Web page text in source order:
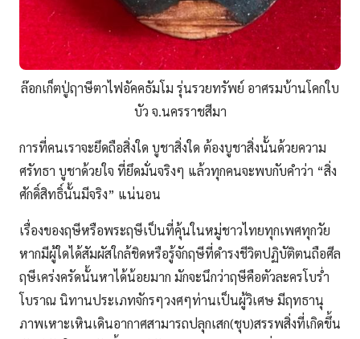
ล๊อกเก็ตปู่ฤาษีตาไฟอัคคธัมโม รุ่นรวยทรัพย์ อาศรมบ้านโคกใบ
บัว จ.นครราชสีมา
การที่คนเราจะยึดถือสิ่งใด บูชาสิ่งใด ต้องบูชาสิ่งนั้นด้วยความ
ศรัทธา บูชาด้วยใจ ที่ยึดมั่นจริงๆ แล้วทุกคนจะพบกับคำว่า “สิ่ง
ศักดิ์สิทธิ์นั้นมีจริง” แน่นอน
เรื่องของฤษีหรือพระฤษีเป็นที่คุ้นในหมู่ชาวไทยทุกเพศทุกวัย
หากมีผู้ใดได้สัมผัสใกล้ชิดหรือรู้จักฤษีที่ดำรงชีวิตปฏิบัติตนถือศีล
ฤษีเคร่งครัดนั้นหาได้น้อยมาก มักจะนึกว่าฤษีคือตัวละครโบร่ำ
โบราณ นิทานประเภทจักรๆวงศๆท่านเป็นผู้วิเศษ มีฤทธานุ
ภาพเหาะเหินเดินอากาศสามารถปลุกเสก(ชุบ)สรรพสิ่งที่เกิดขึ้น